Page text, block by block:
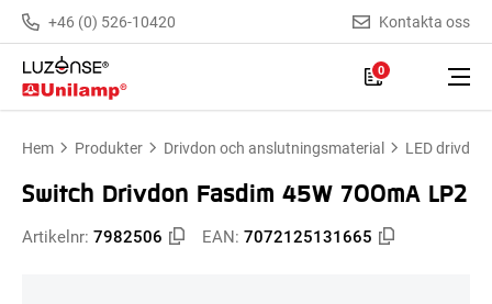
+46 (0) 526-10420 Kontakta oss
0
Hem Produkter Drivdon och anslutningsmaterial LED drivdon
Switch Drivdon Fasdim 45W 700mA LP2
Artikelnr: 7982506 EAN: 7072125131665